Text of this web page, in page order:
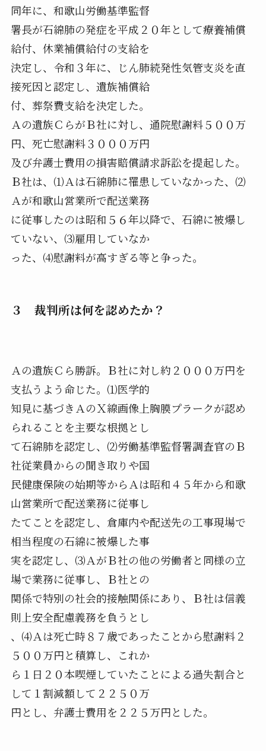
同年に、和歌山労働基準監督
署長が石綿肺の発症を平成２０年として療養補償
給付、休業補償給付の支給を
決定し、令和３年に、じん肺続発性気管支炎を直
接死因と認定し、遺族補償給
付、葬祭費支給を決定した。
Ａの遺族ＣらがＢ社に対し、通院慰謝料５００万
円、死亡慰謝料３０００万円
及び弁護士費用の損害賠償請求訴訟を提起した。
Ｂ社は、⑴Ａは石綿肺に罹患していなかった、⑵
Ａが和歌山営業所で配送業務
に従事したのは昭和５６年以降で、石綿に被爆し
ていない、⑶雇用していなか
った、⑷慰謝料が高すぎる等と争った。
３ 裁判所は何を認めたか？
Ａの遺族Ｃら勝訴。Ｂ社に対し約２０００万円を
支払うよう命じた。⑴医学的
知見に基づきＡのＸ線画像上胸膜プラークが認め
られることを主要な根拠とし
て石綿肺を認定し、⑵労働基準監督署調査官のＢ
社従業員からの聞き取りや国
民健康保険の始期等からＡは昭和４５年から和歌
山営業所で配送業務に従事し
たてことを認定し、倉庫内や配送先の工事現場で
相当程度の石綿に被爆した事
実を認定し、⑶ＡがＢ社の他の労働者と同様の立
場で業務に従事し、Ｂ社との
関係で特別の社会的接触関係にあり、Ｂ社は信義
則上安全配慮義務を負うとし
、⑷Ａは死亡時８７歳であったことから慰謝料２
５００万円と積算し、これか
ら１日２０本喫煙していたことによる過失割合と
して１割減額して２２５０万
円とし、弁護士費用を２２５万円とした。